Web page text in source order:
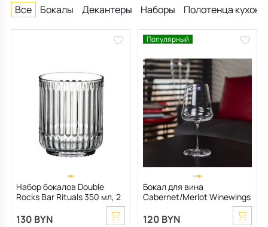
Все Бокалы Декантеры Наборы Полотенца
Набор бокалов Double
Rocks Bar Rituals 350 мл, 2
130 BYN
Популярный
Бокал для вина
Cabernet/Merlot Winewings
120 BYN